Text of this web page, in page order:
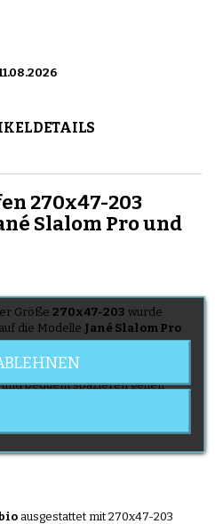
270x47-203
Slalom Pro und
Größe 270x47-203 wurde
die Modelle Jané Slalom Pro
gute Haftung auf allen
bequem spazieren gehen
ausgestattet mit 270x47-203